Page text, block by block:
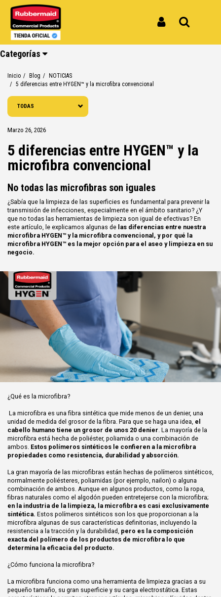
Categorías
Entérate de todo
Inicio Blog
NOTICIAS
5 diferencias entre HYGEN™ y la microfibra convencional
TODAS
Marzo 26, 2026
5 diferencias entre HYGEN™ y la
microfibra convencional
No todas las microfibras son iguales
¿Sabía que la limpieza de las superficies es fundamental para prevenir la
transmisión de infecciones, especialmente en el ámbito sanitario? ¿Y
que no todas las herramientas de limpieza son igual de efectivas? En
este artículo, le explicamos algunas de las diferencias entre nuestra
microfibra HYGEN™ y la microfibra convencional, y por qué la
microfibra HYGEN™ es la mejor opción para el aseo y limpieza en su
negocio.
¿Qué es la microfibra?
La microfibra es una fibra sintética que mide menos de un denier, una
unidad de medida del grosor de la fibra. Para que se haga una idea, el
cabello humano tiene un grosor de unos 20 denier. La mayoría de la
microfibra está hecha de poliéster, poliamida o una combinación de
ambos. Estos polímeros sintéticos le confieren a la microfibra
propiedades como resistencia, durabilidad y absorción.
La gran mayoría de las microfibras están hechas de polímeros sintéticos,
normalmente poliésteres, poliamidas (por ejemplo, nailon) o alguna
combinación de ambos. Aunque en algunos productos, como la ropa,
fibras naturales como el algodón pueden entretejerse con la microfibra;
en la industria de la limpieza, la microfibra es casi exclusivamente
sintética. Estos polímeros sintéticos son los que proporcionan a la
microfibra algunas de sus características definitorias, incluyendo la
resistencia a la tracción y la durabilidad, pero es la composición
exacta del polímero de los productos de microfibra lo que
determina la eficacia del producto.
¿Cómo funciona la microfibra?
La microfibra funciona como una herramienta de limpieza gracias a su
pequeño tamaño, su gran superficie y su carga electrostática. Estas
Ver todos
los
productos
Ver todos
los
productos
Ver todos
los
productos
Ver todos
los
productos
Ver todos
los
productos
Ver todos
los
productos